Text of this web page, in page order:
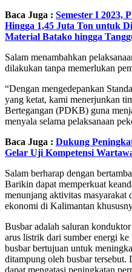
Baca Juga : Semester I 2023,
Hingga 1,45 Juta Ton untuk
Material Batako hingga
Salam menambahkan
dilakukan tanpa memerlukan
“Dengan mengedepankan
yang ketat, kami menerjunkan
Bertegangan (PDKB) guna
menyala selama pelaksanaan
Baca Juga : Dukung
Gelar Uji Kompetensi
Salam berharap dengan
Barikin dapat memperkuat
menunjang aktivitas masyarakat
ekonomi di Kalimantan
Busbar adalah saluran
arus listrik dari sumber energi
busbar bertujuan untuk
ditampung oleh busbar
dapat mengatasi peningkatan